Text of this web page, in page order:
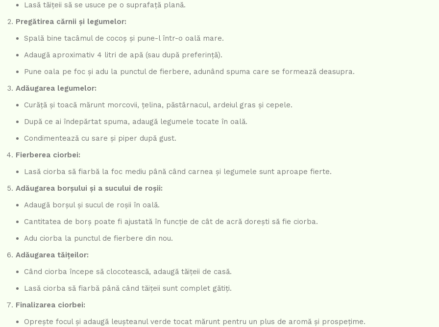
Lasă tăițeii să se usuce pe o suprafață plană.
Pregătirea cărnii și legumelor:
Spală bine tacâmul de cocoș și pune-l într-o oală mare.
Adaugă aproximativ 4 litri de apă (sau după preferință).
Pune oala pe foc și adu la punctul de fierbere, adunând spuma care se formează deasupra.
Adăugarea legumelor:
Curăță și toacă mărunt morcovii, țelina, păstârnacul, ardeiul gras și cepele.
După ce ai îndepărtat spuma, adaugă legumele tocate în oală.
Condimentează cu sare și piper după gust.
Fierberea ciorbei:
Lasă ciorba să fiarbă la foc mediu până când carnea și legumele sunt aproape fierte.
Adăugarea borșului și a sucului de roșii:
Adaugă borșul și sucul de roșii în oală.
Cantitatea de borș poate fi ajustată în funcție de cât de acră dorești să fie ciorba.
Adu ciorba la punctul de fierbere din nou.
Adăugarea tăițeilor:
Când ciorba începe să clocotească, adaugă tăițeii de casă.
Lasă ciorba să fiarbă până când tăițeii sunt complet gătiți.
Finalizarea ciorbei:
Oprește focul și adaugă leușteanul verde tocat mărunt pentru un plus de aromă și prospețime.